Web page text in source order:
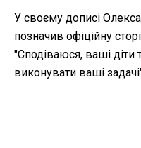
У своєму дописі
позначив офіційну
"Сподіваюся, ваші діти
виконувати ваші